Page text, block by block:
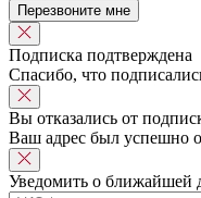
Перезвоните мне
Подписка подтверждена
Спасибо, что
Вы отказались от
Ваш адрес был успешно
Уведомить о ближайшей